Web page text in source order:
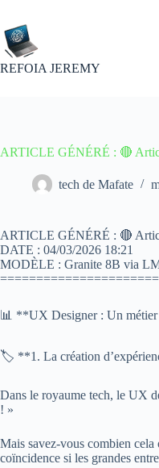
contenu
REFOIA JEREMY
ARTICLE GÉNÉRÉ : 🔴
tech de Mafate
ARTICLE GÉNÉRÉ : 🔴
DATE : 04/03/2026 18:21
MODÈLE : Granite 8B via
📊 **UX Designer : Un métier
🏷 **1. La création
Dans le royaume tech, le UX
! »
Mais savez-vous combien
coïncidence si les grandes